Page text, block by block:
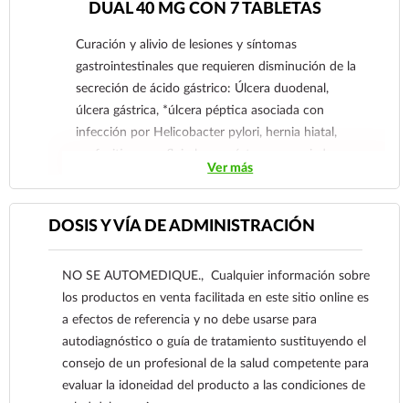
DUAL 40 MG CON 7 TABLETAS
Curación y alivio de lesiones y síntomas
gastrointestinales que requieren disminución de la
secreción de ácido gástrico: Úlcera duodenal,
úlcera gástrica, *úlcera péptica asociada con
infección por Helicobacter pylori, hernia hiatal,
esofagitis por reflujo leve y síntomas asociados a
ésta (por ejemplo, pirosis, regurgitación ácida,
I, II, III y IV Savary/Miller), esofagitis por reflujo
gastroesofágico, terapia de mantenimiento en
esofagitis por reflujo y úlcera péptica refractaria
por Helicobacter pylori (-); control del síndrome
de Zollinger-Ellison, padecimientos y lesiones
refractarias a los antagonistas H2, dispepsia
funcional, gastritis y duodenitis aguda y cróncia;
Ver más
DOSIS Y VÍA DE ADMINISTRACIÓN
NO SE AUTOMEDIQUE., Cualquier información sobre
los productos en venta facilitada en este sitio online es
a efectos de referencia y no debe usarse para
autodiagnóstico o guía de tratamiento sustituyendo el
consejo de un profesional de la salud competente para
evaluar la idoneidad del producto a las condiciones de